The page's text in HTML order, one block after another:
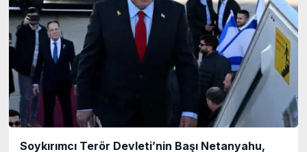
Soykırımcı Terör Devleti’nin Başı Netanyahu,